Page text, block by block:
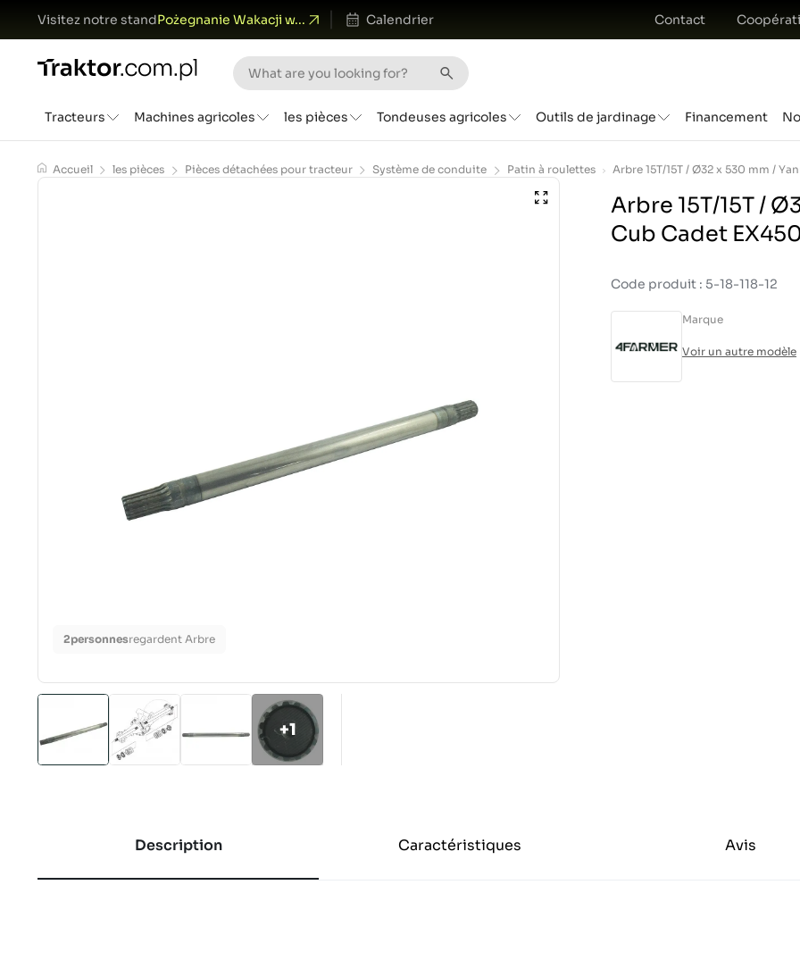
Visitez notre standPożegnanie Wakacji w... Calendrier Contact
Tracteurs Machines agricoles les pièces Tondeuses agricoles Outils de jardinage Financement
Accueil les pièces Pièces détachées pour tracteur Système de conduite Patin à roulettes
2personnesregardent Arbre
+1
Arbre 15T/15T /
Cub Cadet
Code produit : 5-18-118-12
Marque
Voir un autre modèle
Description Caractéristiques Avis